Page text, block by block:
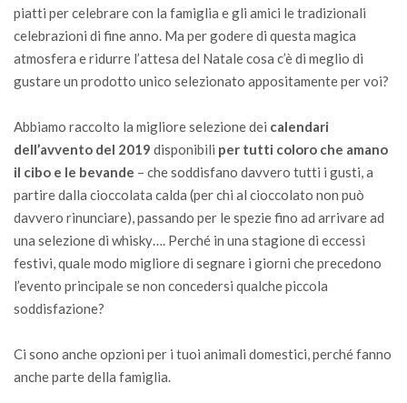
piatti per celebrare con la famiglia e gli amici le tradizionali
celebrazioni di fine anno. Ma per godere di questa magica
atmosfera e ridurre l’attesa del Natale cosa c’è di meglio di
gustare un prodotto unico selezionato appositamente per voi?
Abbiamo raccolto la migliore selezione dei calendari
dell’avvento del 2019 disponibili per tutti coloro che amano
il cibo e le bevande – che soddisfano davvero tutti i gusti, a
partire dalla cioccolata calda (per chi al cioccolato non può
davvero rinunciare), passando per le spezie fino ad arrivare ad
una selezione di whisky…. Perché in una stagione di eccessi
festivi, quale modo migliore di segnare i giorni che precedono
l’evento principale se non concedersi qualche piccola
soddisfazione?
Ci sono anche opzioni per i tuoi animali domestici, perché fanno
anche parte della famiglia.